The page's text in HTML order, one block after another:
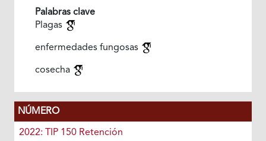
Palabras clave
Plagas
enfermedades fungosas
cosecha
NÚMERO
2022: TIP 150 Retención